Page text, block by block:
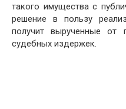
такого имущества с
решение в пользу
получит вырученные от
судебных издержек.